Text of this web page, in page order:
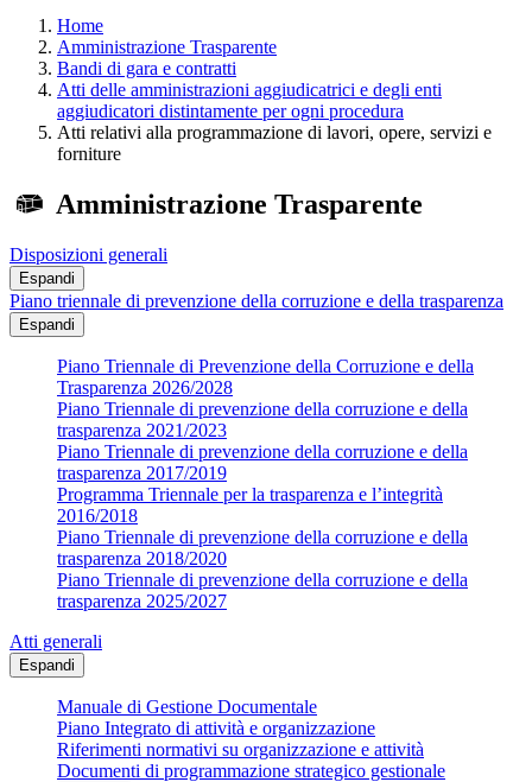
Home
Amministrazione Trasparente
Bandi di gara e contratti
Atti delle amministrazioni aggiudicatrici e degli enti
aggiudicatori distintamente per ogni procedura
Atti relativi alla programmazione di lavori, opere, servizi e
forniture
Amministrazione Trasparente
Disposizioni generali
Espandi
Piano triennale di prevenzione della corruzione e della trasparenza
Espandi
Piano Triennale di Prevenzione della Corruzione e della
Trasparenza 2026/2028
Piano Triennale di prevenzione della corruzione e della
trasparenza 2021/2023
Piano Triennale di prevenzione della corruzione e della
trasparenza 2017/2019
Programma Triennale per la trasparenza e l’integrità
2016/2018
Piano Triennale di prevenzione della corruzione e della
trasparenza 2018/2020
Piano Triennale di prevenzione della corruzione e della
trasparenza 2025/2027
Atti generali
Espandi
Manuale di Gestione Documentale
Piano Integrato di attività e organizzazione
Riferimenti normativi su organizzazione e attività
Documenti di programmazione strategico gestionale